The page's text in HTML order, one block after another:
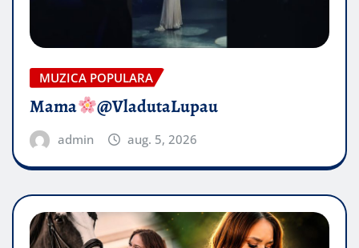
MUZICA POPULARA
Mama @VladutaLupau
admin aug. 5, 2026